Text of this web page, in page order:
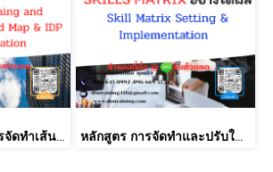
หลักสูตร เทคนิคการจัดทำเส้นทางการฝึกอบรม และการพัฒนาบุคลากร เป็นรายบุคคลอย่างเป็นระบบ Effective Training and Development Road Map & IDP Implementation หลักสูตร การจัดทำและปรับใช้ SKILLS MATRIX อย่างได้ผล Skill Matrix Setting & Implementation